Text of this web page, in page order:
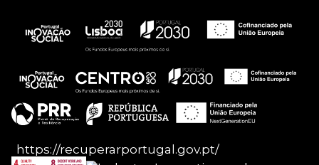
https://recuperarportugal.gov.pt/